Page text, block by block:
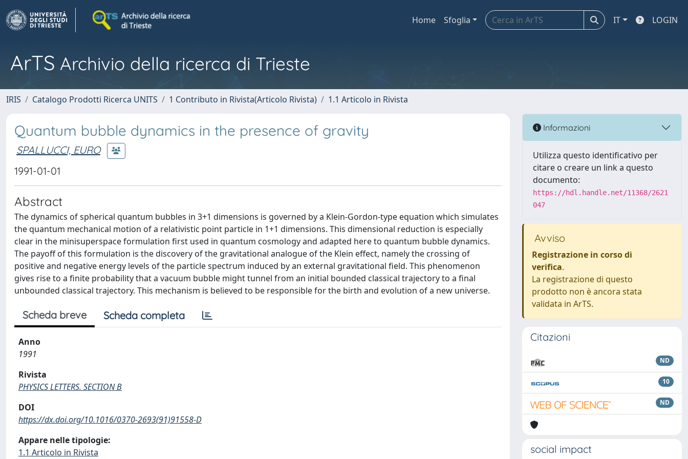
Home Sfoglia IT LOGIN
ArTS Archivio della ricerca di Trieste
IRIS Catalogo Prodotti Ricerca UNITS 1 Contributo in Rivista(Articolo Rivista) 1.1 Articolo in Rivista
Quantum bubble dynamics in the presence of gravity
SPALLUCCI, EURO
1991-01-01
Abstract
The dynamics of spherical quantum bubbles in 3+1 dimensions is governed by a Klein-Gordon-type equation which simulates
the quantum mechanical motion of a relativistic point particle in 1+1 dimensions. This dimensional reduction is especially
clear in the minisuperspace formulation first used in quantum cosmology and adapted here to quantum bubble dynamics.
The payoff of this formulation is the discovery of the gravitational analogue of the Klein effect, namely the crossing of
positive and negative energy levels of the particle spectrum induced by an external gravitational field. This phenomenon
gives rise to a finite probability that a vacuum bubble might tunnel from an initial bounded classical trajectory to a final
unbounded classical trajectory. This mechanism is believed to be responsible for the birth and evolution of a new universe.
Scheda breve Scheda completa
Anno
1991
Rivista
PHYSICS LETTERS. SECTION B
DOI
https://dx.doi.org/10.1016/0370-2693(91)91558-D
Appare nelle tipologie:
1.1 Articolo in Rivista
Informazioni
Utilizza questo identificativo per
citare o creare un link a questo
documento:
https://hdl.handle.net/11368/2621
047
Avviso
Registrazione in corso di
verifica.
La registrazione di questo
prodotto non è ancora stata
validata in ArTS.
Citazioni
ND
10
ND
social impact